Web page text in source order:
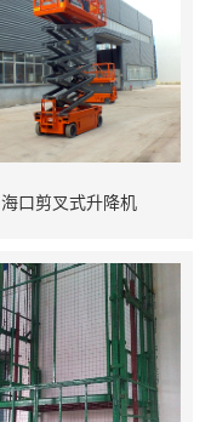
海口剪叉式升降机